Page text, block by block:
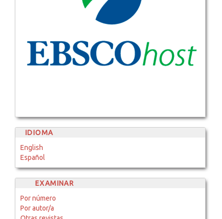
IDIOMA
English
Español
EXAMINAR
Por número
Por autor/a